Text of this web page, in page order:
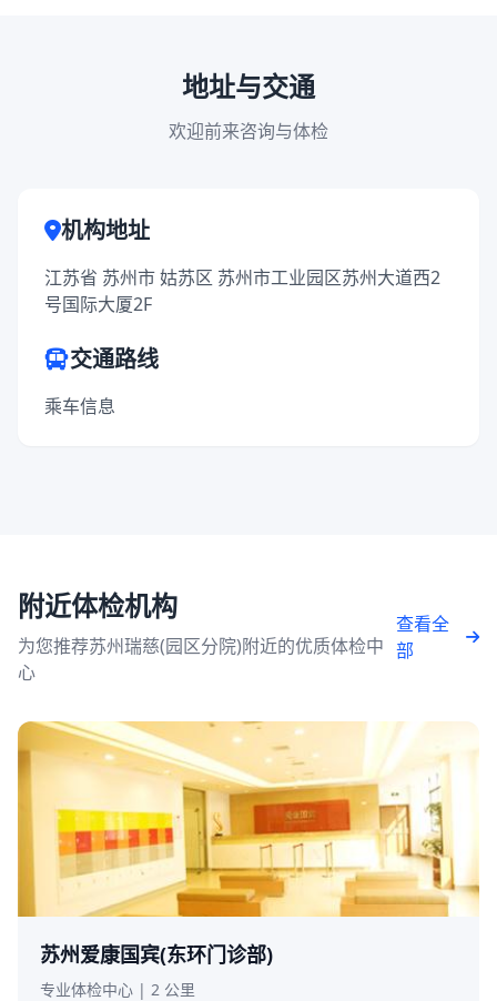
地址与交通
欢迎前来咨询与体检
机构地址
江苏省 苏州市 姑苏区 苏州市工业园区苏州大道西2
号国际大厦2F
交通路线
乘车信息
附近体检机构
为您推荐苏州瑞慈(园区分院)附近的优质体检中
心
查看全
部
苏州爱康国宾(东环门诊部)
专业体检中心 | 2 公里